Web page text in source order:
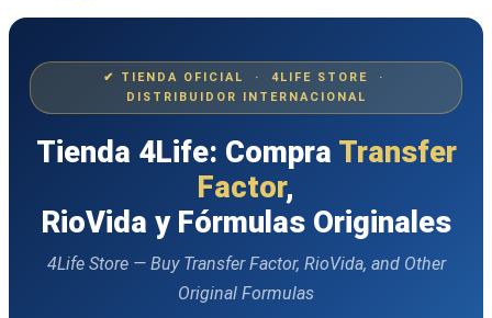
✔ TIENDA OFICIAL · 4LIFE STORE ·
DISTRIBUIDOR INTERNACIONAL
Tienda 4Life: Compra Transfer
Factor,
RioVida y Fórmulas Originales
4Life Store — Buy Transfer Factor, RioVida, and Other
Original Formulas